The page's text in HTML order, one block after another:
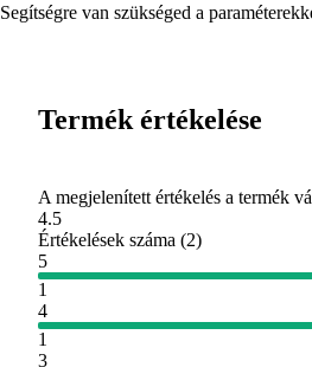
Segítségre van szükséged a
Termék értékelése
A megjelenített értékelés a termék
4.5
Értékelések száma (2)
5
1
4
1
3